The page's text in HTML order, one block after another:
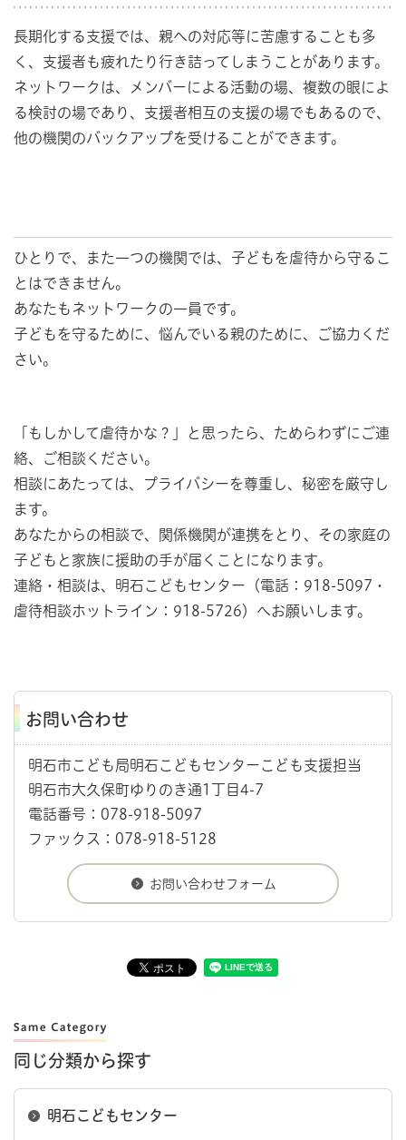
長期化する支援では、親への対応等に苦慮することも多
く、支援者も疲れたり行き詰ってしまうことがあります。
ネットワークは、メンバーによる活動の場、複数の眼によ
る検討の場であり、支援者相互の支援の場でもあるので、
他の機関のバックアップを受けることができます。
ひとりで、また一つの機関では、子どもを虐待から守るこ
とはできません。
あなたもネットワークの一員です。
子どもを守るために、悩んでいる親のために、ご協力くだ
さい。
「もしかして虐待かな？」と思ったら、ためらわずにご連
絡、ご相談ください。
相談にあたっては、プライバシーを尊重し、秘密を厳守し
ます。
あなたからの相談で、関係機関が連携をとり、その家庭の
子どもと家族に援助の手が届くことになります。
連絡・相談は、明石こどもセンター（電話：918-5097・
虐待相談ホットライン：918-5726）へお願いします。
お問い合わせ
明石市こども局明石こどもセンターこども支援担当
明石市大久保町ゆりのき通1丁目4-7
電話番号：078-918-5097
ファックス：078-918-5128
同じ分類から探す
明石こどもセンター